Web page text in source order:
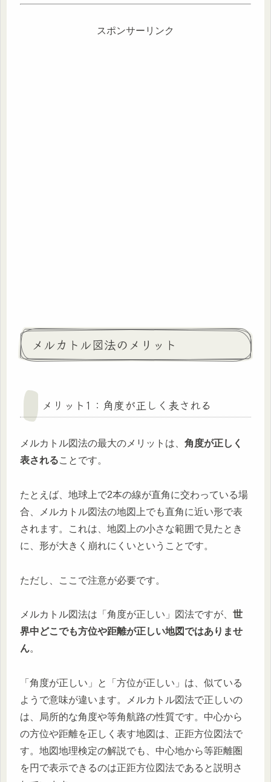
スポンサーリンク
メルカトル図法のメリット
メリット1：角度が正しく表される
メルカトル図法の最大のメリットは、 角度が正しく
表されることです。
たとえば、地球上で2本の線が直角に交わっている場
合、メルカトル図法の地図上でも直角に近い形で表
されます。これは、地図上の小さな範囲で見たとき
に、形が大きく崩れにくいということです。
ただし、ここで注意が必要です。
メルカトル図法は「角度が正しい」図法ですが、 世
界中どこでも方位や距離が正しい地図ではありませ
ん。
「角度が正しい」と「方位が正しい」は、似ている
ようで意味が違います。メルカトル図法で正しいの
は、局所的な角度や等角航路の性質です。中心から
の方位や距離を正しく表す地図は、正距方位図法で
す。地図地理検定の解説でも、中心地から等距離圏
を円で表示できるのは正距方位図法であると説明さ